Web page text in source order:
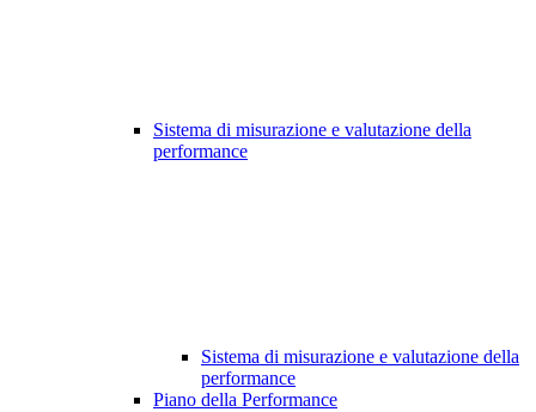
Sistema di misurazione e valutazione della
performance
Sistema di misurazione e valutazione della
performance
Piano della Performance